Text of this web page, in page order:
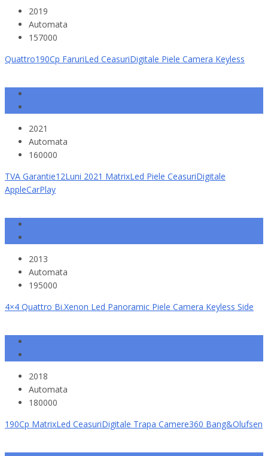
2019
Automata
157000
Quattro190Cp FaruriLed CeasuriDigitale Piele Camera Keyless
2021
Automata
160000
TVA Garantie12Luni 2021 MatrixLed Piele CeasuriDigitale
AppleCarPlay
2013
Automata
195000
4×4 Quattro Bi.Xenon Led Panoramic Piele Camera Keyless Side
2018
Automata
180000
190Cp MatrixLed CeasuriDigitale Trapa Camere360 Bang&Olufsen